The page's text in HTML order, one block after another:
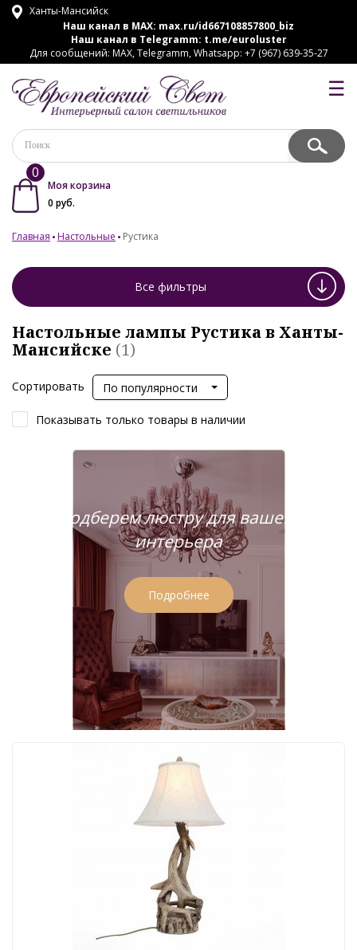
Ханты-Мансийск
Наш канал в MAX: max.ru/id667108857800_biz
Наш канал в Telegramm: t.me/euroluster
Для сообщений: MAX, Telegramm, Whatsapp: +7 (967) 639-35-27
☰
0
Моя корзина
0 руб.
Главная Настольные Рустика
Все фильтры
Настольные лампы Рустика в Ханты-
Мансийске (1)
Сортировать По популярности
Показывать только товары в наличии
Подберем люстру для вашего
интерьера
Подробнее